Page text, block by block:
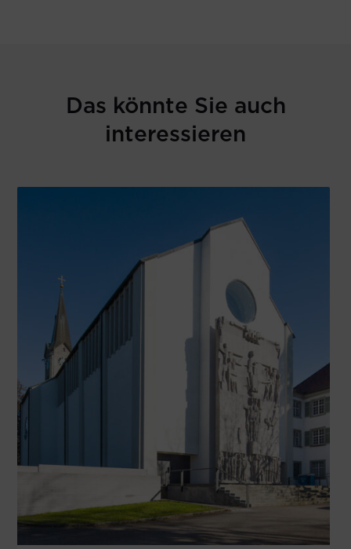
Das könnte Sie auch
interessieren